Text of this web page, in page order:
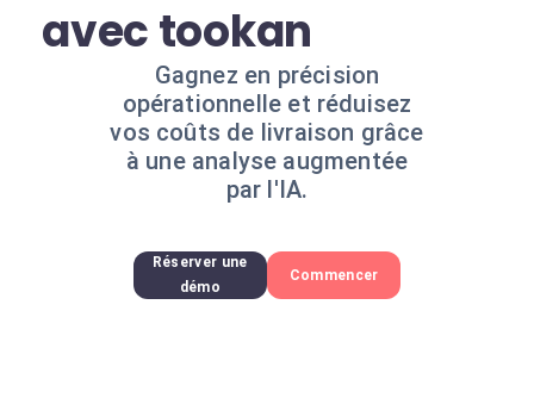
avec tookan
Gagnez en précision
opérationnelle et réduisez
vos coûts de livraison grâce
à une analyse augmentée
par l'IA.
Réserver une
démo
Commencer